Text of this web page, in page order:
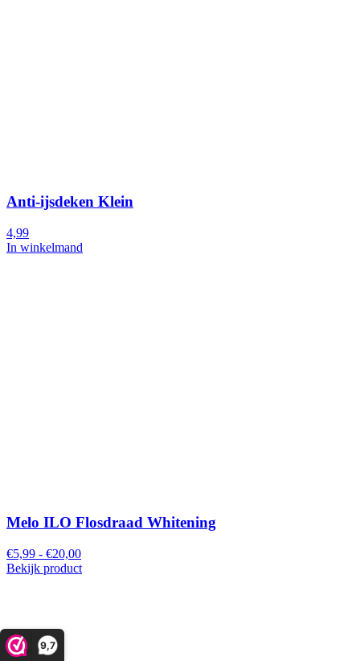
9,7
Anti-ijsdeken Klein
4,99
In winkelmand
Melo ILO Flosdraad Whitening
€5,99 - €20,00
Bekijk product